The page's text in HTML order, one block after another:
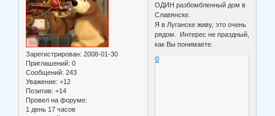
Зарегистрирован: 2008-01-30
Приглашений: 0
Сообщений: 243
Уважение: +12
Позитив: +14
Провел на форуме:
1 день 17 часов
ОДИН разбомбленный дом в
Славянске.
Я в Луганске живу, это очень
рядом. Интерес не праздный,
как Вы понимаете.
0